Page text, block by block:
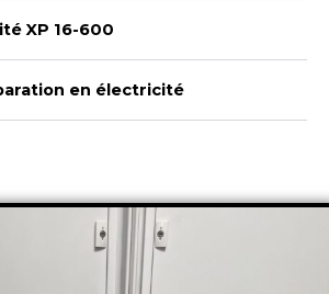
XP 16-600
en électricité